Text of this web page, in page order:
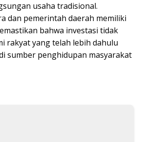
usaha tradisional.
dan pemerintah daerah memiliki
bahwa investasi tidak
rakyat yang telah lebih dahulu
sumber penghidupan masyarakat